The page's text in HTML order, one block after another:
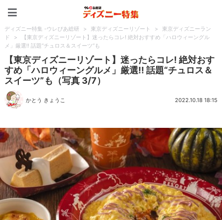
ディズニー特集 -ウレぴあ総研 > 東京ディズニーリゾート >
東京ディズニーラン
ド
>
【東京ディズニーリゾート】迷ったらコレ! 絶対おすすめ「ハロウィーングル
メ」厳選!! 話題“チュロス＆スイーツ”も
【東京ディズニーリゾート】迷ったらコレ! 絶対おす
すめ「ハロウィーングルメ」厳選!! 話題“チュロス＆
スイーツ”も（写真 3/7）
かとう きょうこ 2022.10.18 18:15